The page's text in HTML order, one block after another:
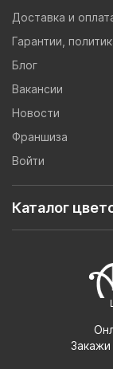
Доставка и
Гарантии,
Блог
Вакансии
Новости
Франшиза
Войти
Каталог